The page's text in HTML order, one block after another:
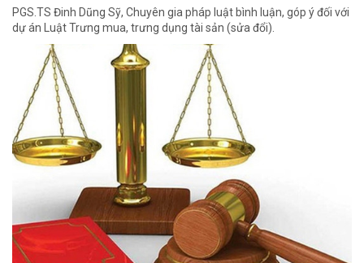
PGS.TS Đinh Dũng Sỹ, Chuyên gia pháp luật bình luận, góp ý đối với
dự án Luật Trưng mua, trưng dụng tài sản (sửa đổi).